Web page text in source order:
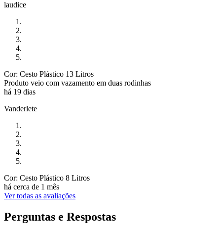
laudice
Cor: Cesto Plástico 13 Litros
Produto veio com vazamento em duas rodinhas
há 19 dias
Vanderlete
Cor: Cesto Plástico 8 Litros
há cerca de 1 mês
Ver todas as avaliações
Perguntas e Respostas